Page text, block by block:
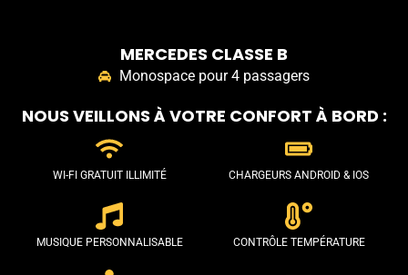
MERCEDES CLASSE B
Monospace pour 4 passagers
NOUS VEILLONS À VOTRE CONFORT À BORD :
WI-FI GRATUIT ILLIMITÉ CHARGEURS ANDROID & IOS
MUSIQUE PERSONNALISABLE CONTRÔLE TEMPÉRATURE